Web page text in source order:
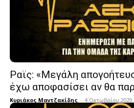
Ραϊς: «Μεγάλη
έχω αποφασίσει αν θα
Κυριάκος Μαντζακίδης - 4 Οκτωβρίου 2020